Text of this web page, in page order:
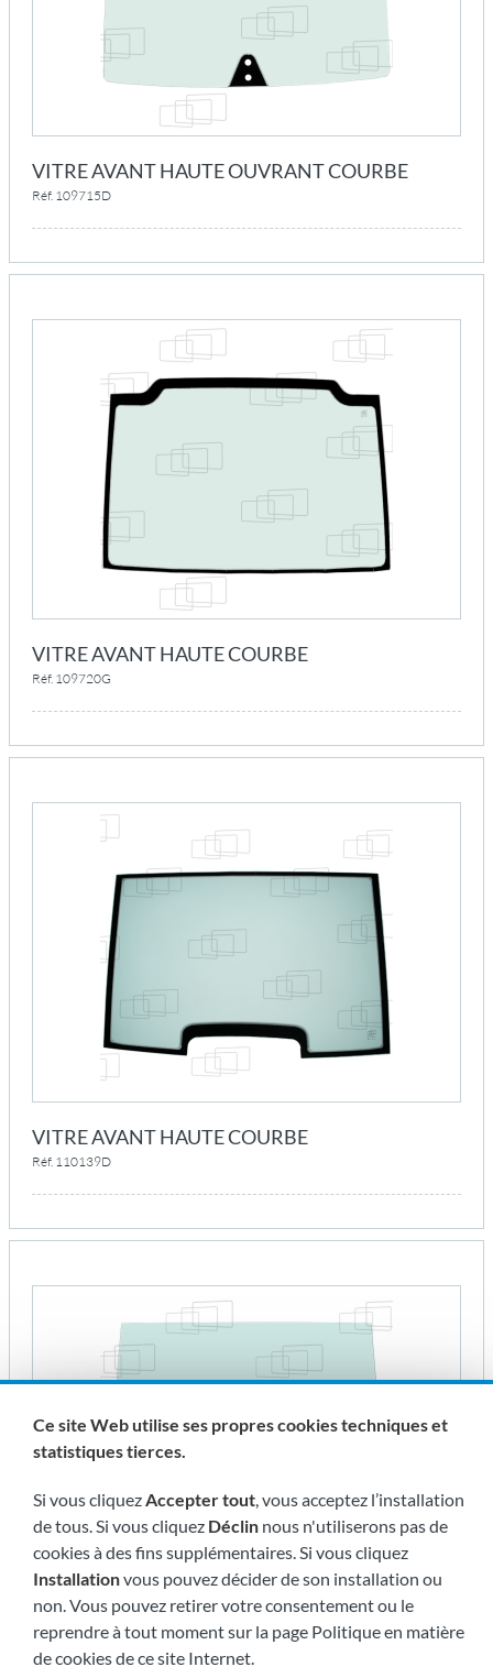
VITRE AVANT HAUTE OUVRANT COURBE
Réf. 109715D
VITRE AVANT HAUTE COURBE
Réf. 109720G
VITRE AVANT HAUTE COURBE
Réf. 110139D
VITRE AVANT HAUTE
Réf. 110430I
Ce site Web utilise ses propres cookies techniques et
statistiques tierces.
Si vous cliquezAccepter tout, vous acceptez l’installation
de tous. Si vous cliquez Déclin nous n'utiliserons pas de
cookies à des fins supplémentaires. Si vous cliquez
Installationvous pouvez décider de son installation ou
non. Vous pouvez retirer votre consentement ou le
reprendre à tout moment sur la page Politique en matière
de cookies de ce site Internet.